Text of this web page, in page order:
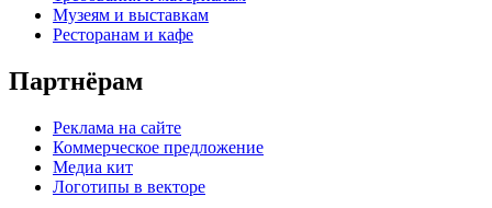
Музеям и выставкам
Ресторанам и кафе
Партнёрам
Реклама на сайте
Коммерческое предложение
Медиа кит
Логотипы в векторе